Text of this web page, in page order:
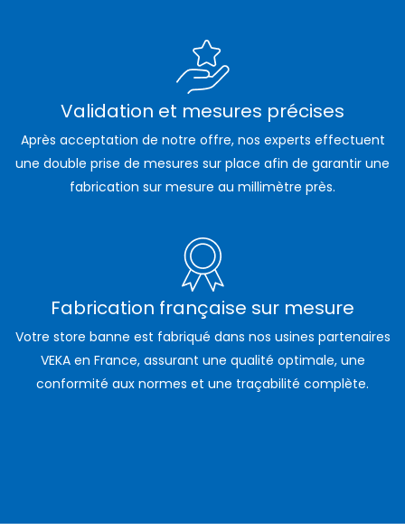
Validation et mesures précises
Après acceptation de notre offre, nos experts effectuent
une double prise de mesures sur place afin de garantir une
fabrication sur mesure au millimètre près.
Fabrication française sur mesure
Votre store banne est fabriqué dans nos usines partenaires
VEKA en France, assurant une qualité optimale, une
conformité aux normes et une traçabilité complète.